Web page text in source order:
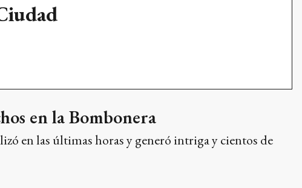
en la Bombonera
en las últimas horas y generó intriga y cientos de